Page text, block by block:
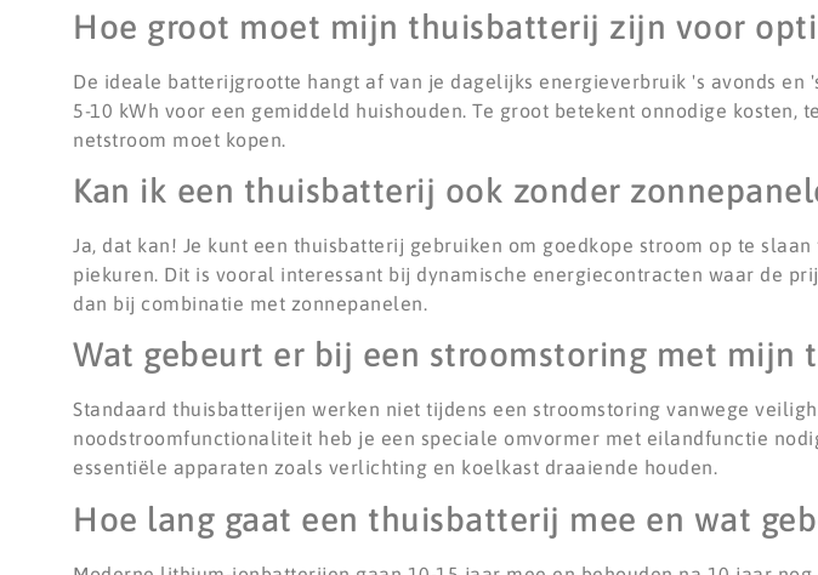
Hoe groot moet mijn thuisbatterij zijn voor
De ideale batterijgrootte hangt af van je dagelijks energieverbruik 's avonds en
5-10 kWh voor een gemiddeld huishouden. Te groot betekent onnodige kosten,
netstroom moet kopen.
Kan ik een thuisbatterij ook zonder
Ja, dat kan! Je kunt een thuisbatterij gebruiken om goedkope stroom op te
piekuren. Dit is vooral interessant bij dynamische energiecontracten waar de
dan bij combinatie met zonnepanelen.
Wat gebeurt er bij een stroomstoring met mijn
Standaard thuisbatterijen werken niet tijdens een stroomstoring vanwege
noodstroomfunctionaliteit heb je een speciale omvormer met eilandfunctie
essentiële apparaten zoals verlichting en koelkast draaiende houden.
Hoe lang gaat een thuisbatterij mee en wat